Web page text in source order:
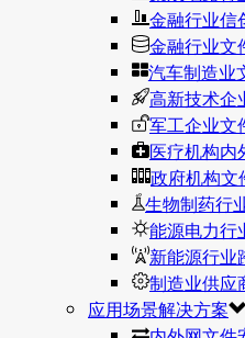
金融行业信
金融行业文
汽车制造业
高新技术企
军工企业文
医疗机构内
政府机构文
生物制药行
能源电力行
新能源行业
制造业供应
应用场景解决方案